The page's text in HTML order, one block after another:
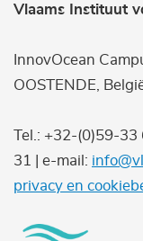
Vlaams Instituut
InnovOcean
OOSTENDE,
Tel.: +32-(0)59-33
31 | e-mail:
privacy en